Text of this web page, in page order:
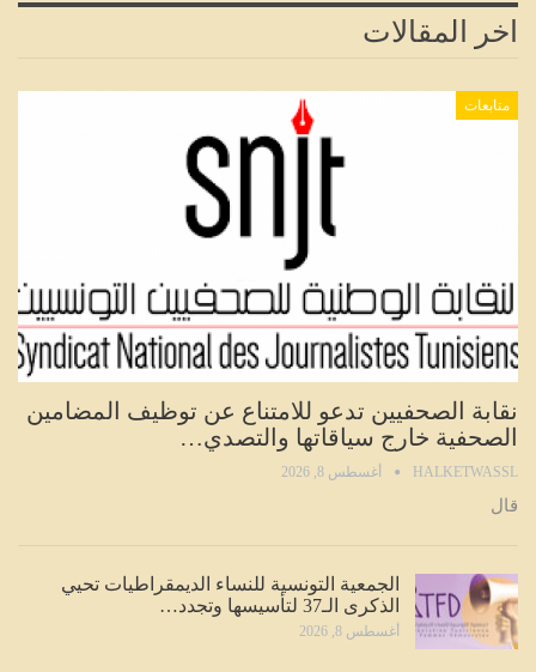
اخر المقالات
متابعات
نقابة الصحفيين تدعو للامتناع عن توظيف المضامين
الصحفية خارج سياقاتها والتصدي…
HALKETWASSL أغسطس 8, 2026
قال
الجمعية التونسية للنساء الديمقراطيات تحيي
الذكرى الـ37 لتأسيسها وتجدد…
أغسطس 8, 2026